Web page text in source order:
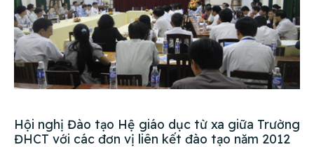
Hội nghị Đào tạo Hệ giáo dục từ xa giữa Trường
ĐHCT với các đơn vị liên kết đào tạo năm 2012